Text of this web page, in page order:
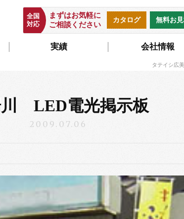
実績 会社情報
無料お
カタログ
まずはお気軽に
ご相談ください
全国
対応
タテイシ広
LED電光掲示板
2009.07.06